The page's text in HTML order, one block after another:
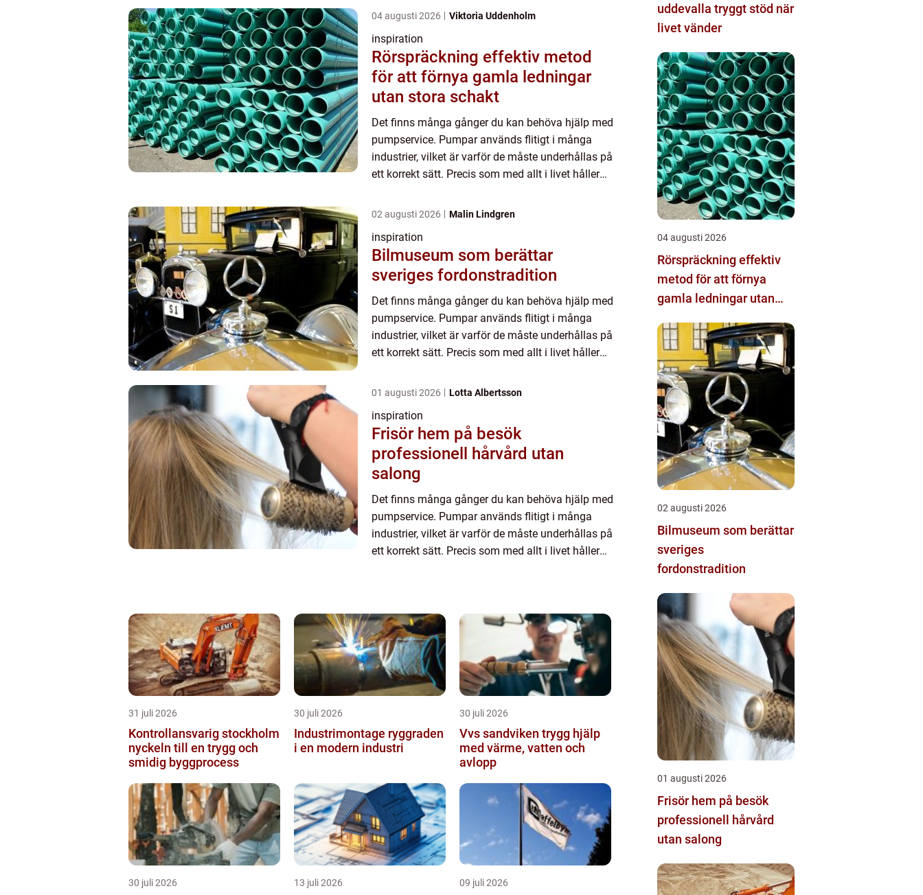
något som...
04 augusti 2026 Viktoria Uddenholm
inspiration
Rörspräckning effektiv metod
för att förnya gamla ledningar
utan stora schakt
Det finns många gånger du kan behöva hjälp med
pumpservice. Pumpar används flitigt i många
industrier, vilket är varför de måste underhållas på
ett korrekt sätt. Precis som med allt i livet håller
något som...
02 augusti 2026 Malin Lindgren
inspiration
Bilmuseum som berättar
sveriges fordonstradition
Det finns många gånger du kan behöva hjälp med
pumpservice. Pumpar används flitigt i många
industrier, vilket är varför de måste underhållas på
ett korrekt sätt. Precis som med allt i livet håller
något som...
01 augusti 2026 Lotta Albertsson
inspiration
Frisör hem på besök
professionell hårvård utan
salong
Det finns många gånger du kan behöva hjälp med
pumpservice. Pumpar används flitigt i många
industrier, vilket är varför de måste underhållas på
ett korrekt sätt. Precis som med allt i livet håller
31 juli 2026
Kontrollansvarig stockholm
nyckeln till en trygg och
smidig byggprocess
30 juli 2026
Industrimontage ryggraden
i en modern industri
30 juli 2026
Vvs sandviken trygg hjälp
med värme, vatten och
avlopp
30 juli 2026 13 juli 2026 09 juli 2026
uddevalla tryggt stöd när
livet vänder
04 augusti 2026
Rörspräckning effektiv
metod för att förnya
gamla ledningar utan
02 augusti 2026
Bilmuseum som berättar
sveriges
fordonstradition
01 augusti 2026
Frisör hem på besök
professionell hårvård
utan salong